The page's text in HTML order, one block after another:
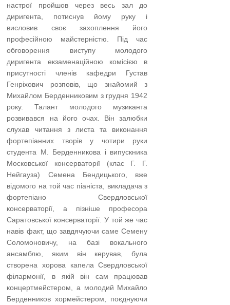
настрої пройшов через весь зал до
диригента, потиснув йому руку і
висловив своє захоплення його
професійною майстерністю. Під час
обговорення виступу молодого
диригента екзаменаційною комісією в
присутності членів кафедри Густав
Генріхович розповів, що знайомий з
Михайлом Берденниковим з грудня 1942
року. Талант молодого музиканта
розвивався на його очах. Він залюбки
слухав читання з листа та виконання
фортепіанних творів у чотири руки
студента М. Берденникова і випускника
Московської консерваторії (клас Г. Г.
Нейгауза) Семена Бендицького, вже
відомого на той час піаніста, викладача з
фортепіано Свердловської
консерваторії, а пізніше професора
Саратовської консерваторії. У той же час
навів факт, що завдячуючи саме Семену
Соломоновичу, на базі вокального
ансамблю, яким він керував, була
створена хорова капела Свердловської
філармонії, в якій він сам працював
концертмейстером, а молодий Михайло
Берденников хормейстером, поєднуючи